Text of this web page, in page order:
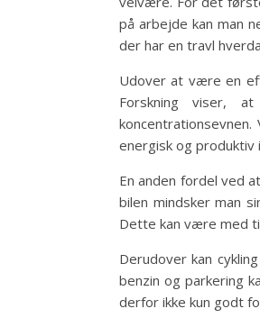
på arbejde kan man
der har en travl
Udover at være en
Forskning viser,
energisk og produktiv
En anden fordel ved
bilen mindsker man
Dette kan være med
Derudover kan
benzin og parkering
derfor ikke kun godt